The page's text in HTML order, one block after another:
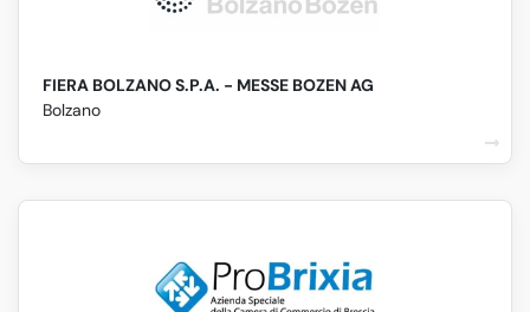
FIERA BOLZANO S.P.A. - MESSE BOZEN AG
Bolzano